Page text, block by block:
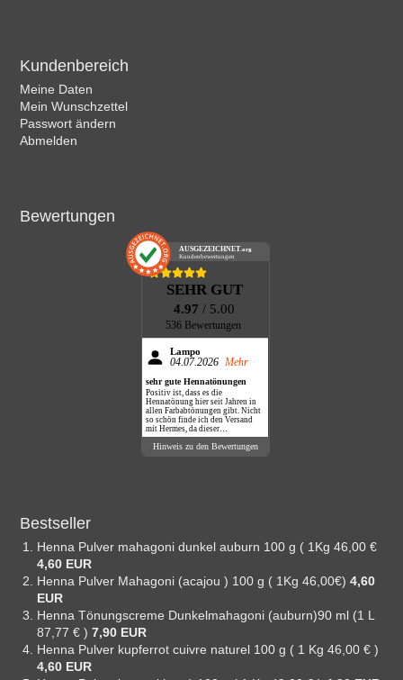
Kundenbereich
Meine Daten
Mein Wunschzettel
Passwort ändern
Abmelden
Bewertungen
AUSGEZEICHNET.org
Kundenbewertungen
SEHR GUT
4.97/ 5.00
536 Bewertungen
Lampo
04.07.2026 Mehr
sehr gute Hennatönungen
Positiv ist, dass es die
Hennatönung hier seit Jahren in
allen Farbabtönungen gibt. Nicht
so schön finde ich den Versand
mit Hermes, da dieser
Dienstleister nie klingelt,
sondern das Paket einfach vor die
Hinweis zu den Bewertungen
Bestseller
Henna Pulver mahagoni dunkel auburn 100 g ( 1Kg 46,00 €
4,60 EUR
Henna Pulver Mahagoni (acajou ) 100 g ( 1Kg 46,00€)4,60
EUR
Henna Tönungscreme Dunkelmahagoni (auburn)90 ml (1 L
87,77 € )7,90 EUR
Henna Pulver kupferrot cuivre naturel 100 g ( 1 Kg 46,00 € )
4,60 EUR